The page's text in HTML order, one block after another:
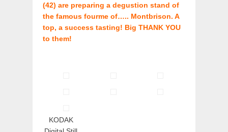
(42) are preparing a degustion stand of
the famous fourme of….. Montbrison. A
top, a success tasting! Big THANK YOU
to them!
KODAK